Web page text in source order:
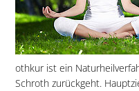
othkur ist ein
Schroth zurückgeht.